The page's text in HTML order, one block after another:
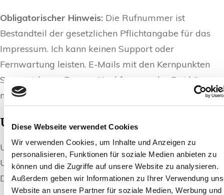
Diese Webseite verwendet Cookies
Wir verwenden Cookies, um Inhalte und Anzeigen zu
personalisieren, Funktionen für soziale Medien anbieten zu
können und die Zugriffe auf unsere Website zu analysieren.
Außerdem geben wir Informationen zu Ihrer Verwendung
Website an unsere Partner für soziale Medien, Werbung und
Obligatorischer Hinweis: Die Rufnummer ist
Bestandteil der gesetzlichen Pflichtangabe für das
Impressum. Ich kann keinen Support oder
Fernwartung leisten. E-Mails mit den Kernpunkten
Support, kurze Fragen, Nachfragen oder Rat können
nicht beantwortet werden.
Umsatzsteuer-ID
Umsatzsteuer-Identifikationsnummer gemäß § 27 a
Umsatzsteuergesetz:
DE331286393